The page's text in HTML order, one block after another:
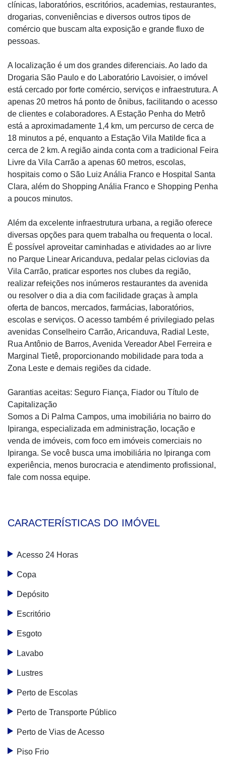
clínicas, laboratórios, escritórios, academias, restaurantes,
drogarias, conveniências e diversos outros tipos de
comércio que buscam alta exposição e grande fluxo de
pessoas.
A localização é um dos grandes diferenciais. Ao lado da
Drogaria São Paulo e do Laboratório Lavoisier, o imóvel
está cercado por forte comércio, serviços e infraestrutura. A
apenas 20 metros há ponto de ônibus, facilitando o acesso
de clientes e colaboradores. A Estação Penha do Metrô
está a aproximadamente 1,4 km, um percurso de cerca de
18 minutos a pé, enquanto a Estação Vila Matilde fica a
cerca de 2 km. A região ainda conta com a tradicional Feira
Livre da Vila Carrão a apenas 60 metros, escolas,
hospitais como o São Luiz Anália Franco e Hospital Santa
Clara, além do Shopping Anália Franco e Shopping Penha
a poucos minutos.
Além da excelente infraestrutura urbana, a região oferece
diversas opções para quem trabalha ou frequenta o local.
É possível aproveitar caminhadas e atividades ao ar livre
no Parque Linear Aricanduva, pedalar pelas ciclovias da
Vila Carrão, praticar esportes nos clubes da região,
realizar refeições nos inúmeros restaurantes da avenida
ou resolver o dia a dia com facilidade graças à ampla
oferta de bancos, mercados, farmácias, laboratórios,
escolas e serviços. O acesso também é privilegiado pelas
avenidas Conselheiro Carrão, Aricanduva, Radial Leste,
Rua Antônio de Barros, Avenida Vereador Abel Ferreira e
Marginal Tietê, proporcionando mobilidade para toda a
Zona Leste e demais regiões da cidade.
Garantias aceitas: Seguro Fiança, Fiador ou Título de
Capitalização
Somos a Di Palma Campos, uma imobiliária no bairro do
Ipiranga, especializada em administração, locação e
venda de imóveis, com foco em imóveis comerciais no
Ipiranga. Se você busca uma imobiliária no Ipiranga com
experiência, menos burocracia e atendimento profissional,
fale com nossa equipe.
CARACTERÍSTICAS DO IMÓVEL
Acesso 24 Horas
Copa
Depósito
Escritório
Esgoto
Lavabo
Lustres
Perto de Escolas
Perto de Transporte Público
Perto de Vias de Acesso
Piso Frio